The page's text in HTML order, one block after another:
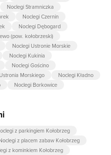
Noclegi Stramniczka
Noclegi Czernin
Noclegi Dębogard
(pow. kołobrzeski)
Noclegi Ustronie Morskie
Noclegi Kukinia
Noclegi Gościno
Morskiego
Noclegi Kładno
Noclegi Borkowice
z parkingiem Kołobrzeg
z placem zabaw Kołobrzeg
z kominkiem Kołobrzeg